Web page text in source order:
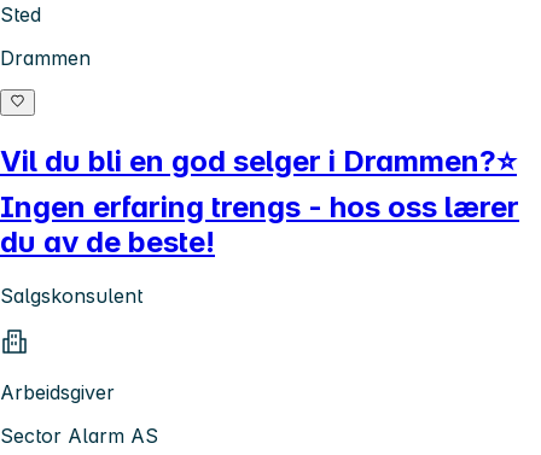
Sted
Drammen
Vil du bli en god selger i Drammen?⭐
Ingen erfaring trengs - hos oss lærer
du av de beste!
Salgskonsulent
Arbeidsgiver
Sector Alarm AS